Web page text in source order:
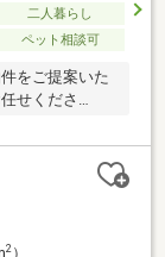
二人暮らし
ペット相談可
をご提案いた
せくださ
2）